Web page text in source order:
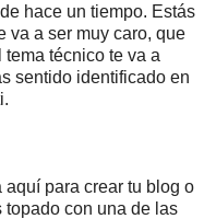
hace un tiempo. Estás
va a ser muy caro, que
técnico te va a
sentido identificado en
para crear tu blog o
topado con una de las